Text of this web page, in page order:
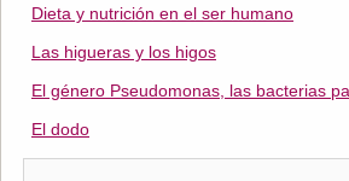
Dieta y nutrición en el ser humano
Las higueras y los higos
El género Pseudomonas, las bacterias
El dodo